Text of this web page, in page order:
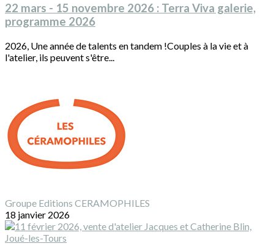
22 mars - 15 novembre 2026 : Terra Viva galerie,
programme 2026
2026, Une année de talents en tandem !Couples à la vie et à
l'atelier, ils peuvent s'être...
Groupe Editions CERAMOPHILES
18 janvier 2026